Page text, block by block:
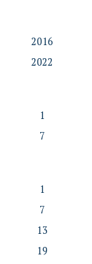
2016
2022
1
7
1
7
13
19